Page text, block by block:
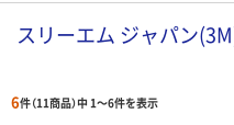
スリーエム ジャパン
6件（11商品）中 1～6件を表示